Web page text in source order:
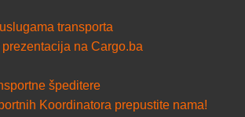
transporta
na Cargo.ba
špeditere
Koordinatora prepustite nama!